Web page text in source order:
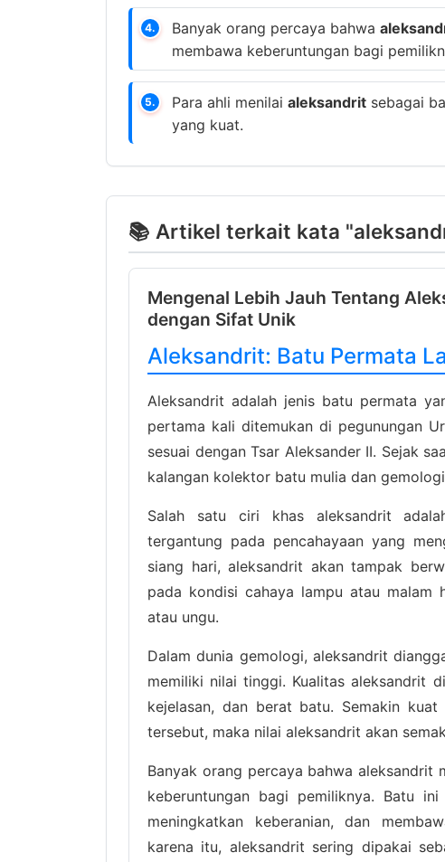
4. Banyak orang percaya bahwa
membawa keberuntungan bagi
5. Para ahli menilai aleksandrit sebagai
yang kuat.
📚 Artikel terkait kata
Mengenal Lebih Jauh Tentang
dengan Sifat Unik
Aleksandrit: Batu Permata
Aleksandrit adalah jenis batu permata
pertama kali ditemukan di pegunungan
sesuai dengan Tsar Aleksander II. Sejak
kalangan kolektor batu mulia dan
Salah satu ciri khas aleksandrit
tergantung pada pencahayaan yang
siang hari, aleksandrit akan tampak
pada kondisi cahaya lampu atau malam
atau ungu.
Dalam dunia gemologi, aleksandrit
memiliki nilai tinggi. Kualitas aleksandrit
kejelasan, dan berat batu. Semakin
tersebut, maka nilai aleksandrit akan
Banyak orang percaya bahwa
keberuntungan bagi pemiliknya. Batu
meningkatkan keberanian, dan
karena itu, aleksandrit sering dipakai